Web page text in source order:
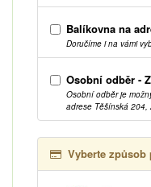
Balíkovna na
Doručíme i na vámi
Osobní odběr -
Osobní odběr je
adrese Těšínská 204,
Vyberte způsob